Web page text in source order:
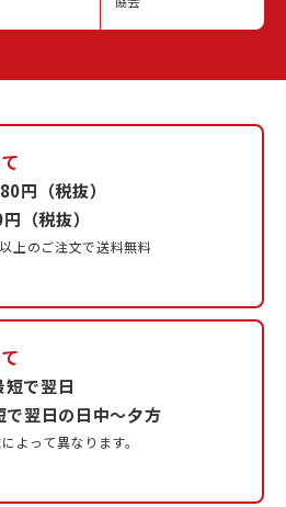
円（税抜）
（税抜）
上のご注文で送料無料
短で翌日
で翌日の日中〜夕方
よって異なります。